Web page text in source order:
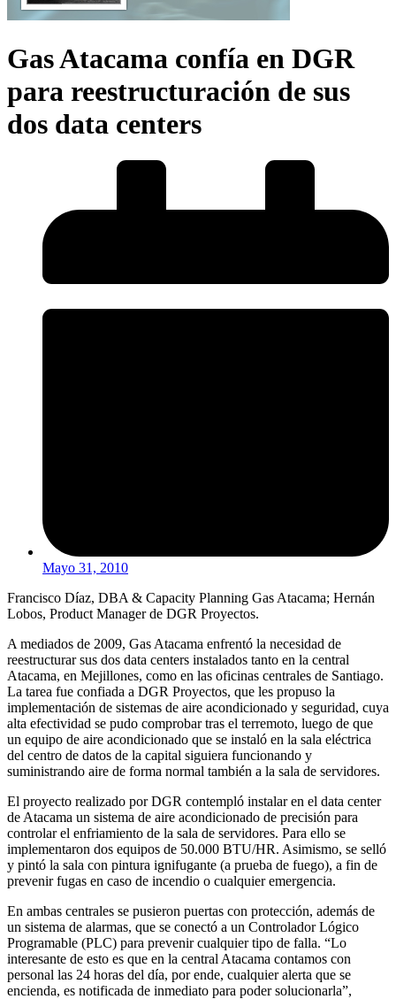
Gas Atacama confía en DGR
para reestructuración de sus
dos data centers
Mayo 31, 2010
Francisco Díaz, DBA & Capacity Planning Gas Atacama; Hernán
Lobos, Product Manager de DGR Proyectos.
A mediados de 2009, Gas Atacama enfrentó la necesidad de
reestructurar sus dos data centers instalados tanto en la central
Atacama, en Mejillones, como en las oficinas centrales de Santiago.
La tarea fue confiada a DGR Proyectos, que les propuso la
implementación de sistemas de aire acondicionado y seguridad, cuya
alta efectividad se pudo comprobar tras el terremoto, luego de que
un equipo de aire acondicionado que se instaló en la sala eléctrica
del centro de datos de la capital siguiera funcionando y
suministrando aire de forma normal también a la sala de servidores.
El proyecto realizado por DGR contempló instalar en el data center
de Atacama un sistema de aire acondicionado de precisión para
controlar el enfriamiento de la sala de servidores. Para ello se
implementaron dos equipos de 50.000 BTU/HR. Asimismo, se selló
y pintó la sala con pintura ignifugante (a prueba de fuego), a fin de
prevenir fugas en caso de incendio o cualquier emergencia.
En ambas centrales se pusieron puertas con protección, además de
un sistema de alarmas, que se conectó a un Controlador Lógico
Programable (PLC) para prevenir cualquier tipo de falla. “Lo
interesante de esto es que en la central Atacama contamos con
personal las 24 horas del día, por ende, cualquier alerta que se
encienda, es notificada de inmediato para poder solucionarla”,